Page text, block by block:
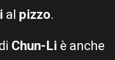
al pizzo.
Chun-Li è anche